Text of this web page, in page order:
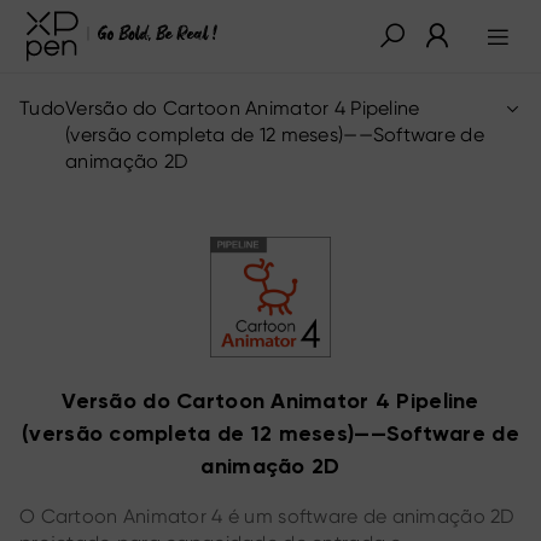
TudoVersão do Cartoon Animator 4 Pipeline
(versão completa de 12 meses)——Software de
animação 2D
Versão do Cartoon Animator 4 Pipeline
(versão completa de 12 meses)——Software de
animação 2D
O Cartoon Animator 4 é um software de animação 2D